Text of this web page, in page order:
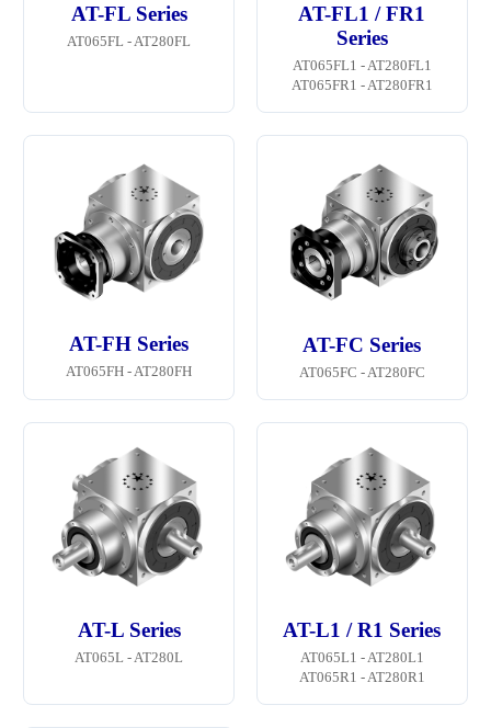
AT-FL Series
AT065FL - AT280FL
AT-FL1 / FR1
Series
AT065FL1 - AT280FL1
AT065FR1 - AT280FR1
AT-FH Series
AT065FH - AT280FH
AT-FC Series
AT065FC - AT280FC
AT-L Series
AT065L - AT280L
AT-L1 / R1 Series
AT065L1 - AT280L1
AT065R1 - AT280R1